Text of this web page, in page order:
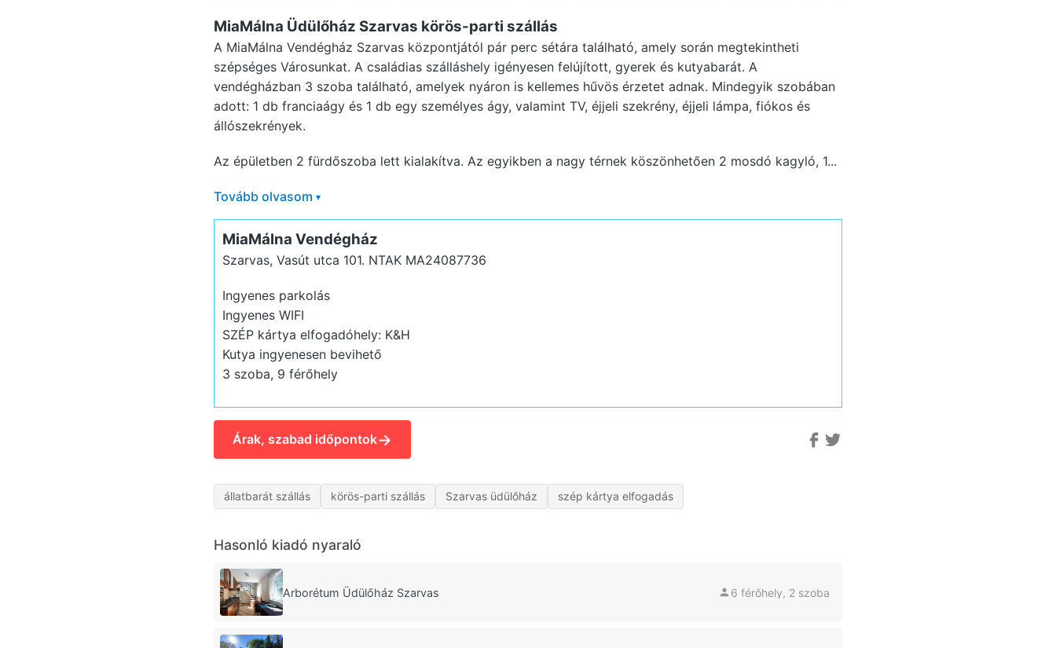
MiaMálna Üdülőház Szarvas körös-parti szállás
A MiaMálna Vendégház Szarvas központjától pár perc sétára található, amely során megtekintheti
szépséges Városunkat. A családias szálláshely igényesen felújított, gyerek és kutyabarát. A
vendégházban 3 szoba található, amelyek nyáron is kellemes hűvös érzetet adnak. Mindegyik szobában
adott: 1 db franciaágy és 1 db egy személyes ágy, valamint TV, éjjeli szekrény, éjjeli lámpa, fiókos és
állószekrények.
Az épületben 2 fürdőszoba lett kialakítva. Az egyikben a nagy térnek köszönhetően 2 mosdó kagyló, 1...
Tovább olvasom ▾
MiaMálna Vendégház
Szarvas, Vasút utca 101. NTAK MA24087736
Ingyenes parkolás
Ingyenes WIFI
SZÉP kártya elfogadóhely: K&H
Kutya ingyenesen bevihető
3 szoba, 9 férőhely
Árak, szabad időpontok→
állatbarát szállás körös-parti szállás Szarvas üdülőház szép kártya elfogadás
Hasonló kiadó nyaraló
Arborétum Üdülőház Szarvas 6 férőhely, 2 szoba